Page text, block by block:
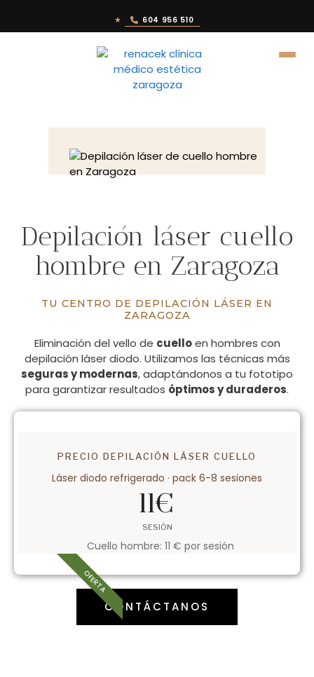
★ 604 956 510
Depilación láser cuello
hombre en Zaragoza
TU CENTRO DE DEPILACIÓN LÁSER EN
ZARAGOZA
Eliminación del vello de cuelloen hombres con
depilación láser diodo. Utilizamos las técnicas más
seguras y modernas, adaptándonos a tu fototipo
para garantizar resultados óptimos y duraderos.
PRECIO DEPILACIÓN LÁSER CUELLO
Láser diodo refrigerado · pack 6-8 sesiones
11€
SESIÓN
Cuello hombre: 11 € por sesión
OFERTA
CONTÁCTANOS